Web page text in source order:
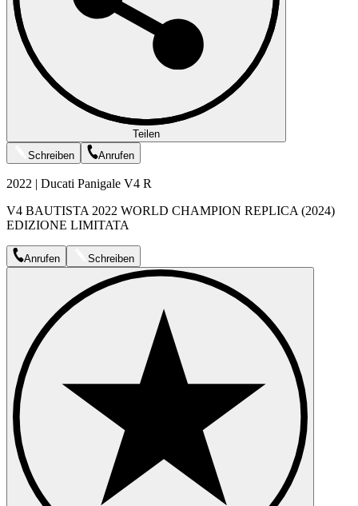
Teilen
Schreiben
Anrufen
2022 | Ducati Panigale V4 R
V4 BAUTISTA 2022 WORLD CHAMPION REPLICA (2024)
EDIZIONE LIMITATA
Anrufen Schreiben